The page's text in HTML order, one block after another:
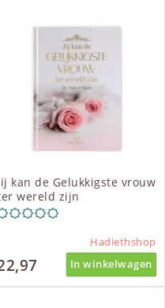
kan de Gelukkigste vrouw
wereld zijn
Hadiethshop
In winkelwagen